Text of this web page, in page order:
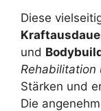
Diese
und
Rehabilitation
Stärken und
Die